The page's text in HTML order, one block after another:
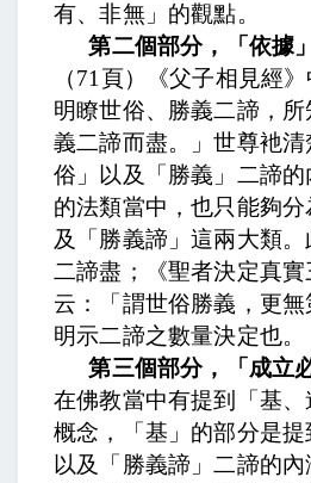
有、非無」的觀點。
第二個部分，「依據」
（71 頁）《父子相見經
明瞭世俗、勝義二諦，
義二諦而盡。」世尊衪
俗」以及「勝義」二諦
的法類當中，也只能夠
及「勝義諦」這兩大類。
二諦盡；《聖者決定真
云：「謂世俗勝義，更
明示二諦之數量決定也。
第三個部分，「成立
在佛教當中有提到「基
概念，「基」的部分是提
以及「勝義諦」二諦的